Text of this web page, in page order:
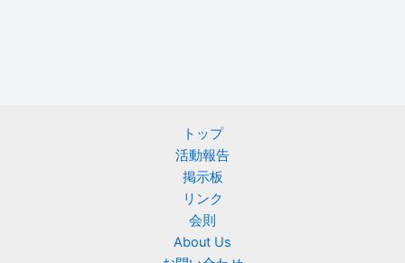
トップ
活動報告
掲示板
リンク
会則
About Us